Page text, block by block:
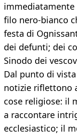
immediatamente
filo nero-bianco
festa di
dei defunti; dei
Sinodo dei
Dal punto di
notizie riflettono
cose religiose: il
a raccontare
ecclesiastico; il